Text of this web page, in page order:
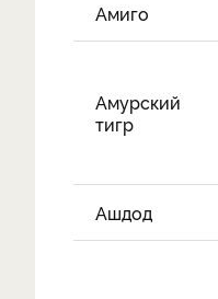
Амиго
Амурский
тигр
Ашдод